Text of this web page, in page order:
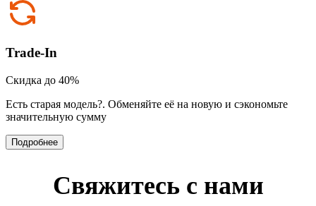
Trade-In
Скидка до 40%
Есть старая модель?. Обменяйте её на новую и сэкономьте
значительную сумму
Подробнее
Свяжитесь с нами